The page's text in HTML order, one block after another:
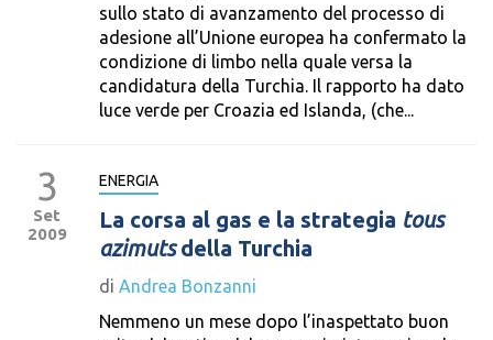
sullo stato di avanzamento del processo di
adesione all’Unione europea ha confermato la
condizione di limbo nella quale versa la
candidatura della Turchia. Il rapporto ha dato
luce verde per Croazia ed Islanda, (che...
3
Set
2009
ENERGIA
La corsa al gas e la strategia tous
azimutsdella Turchia
di Andrea Bonzanni
Nemmeno un mese dopo l’inaspettato buon